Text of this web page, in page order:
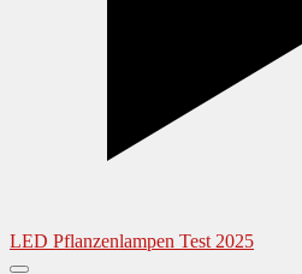
LED Pflanzenlampen Test 2025